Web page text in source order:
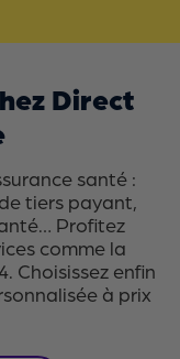
Direct
santé :
tiers payant,
Profitez
comme la
Choisissez enfin
à prix